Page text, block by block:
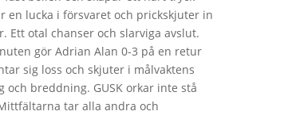
en lucka i försvaret och prickskjuter in
Ett otal chanser och slarviga avslut.
gör Adrian Alan 0-3 på en retur
sig loss och skjuter i målvaktens
breddning. GUSK orkar inte stå
tar alla andra och